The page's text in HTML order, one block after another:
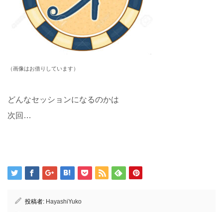
（画像はお借りしています）
どんなセッションになるのかは
次回…
投稿者: HayashiYuko